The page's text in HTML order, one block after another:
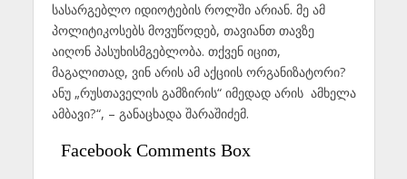
სასარგებლო იდიოტების როლში არიან. მე ამ
პოლიტიკოსებს მოვუწოდებ, თავიანთ თავზე
აიღონ პასუხისმგებლობა. თქვენ იცით,
მაგალითად, ვინ არის ამ აქციის ორგანიზატორი?
ანუ „რუსთაველის გამზირის“ იმედად არის ამხელა
ამბავი?“, – განაცხადა შარაშიძემ.
Facebook Comments Box